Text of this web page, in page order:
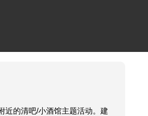
近的清吧/小酒馆主题活动。建